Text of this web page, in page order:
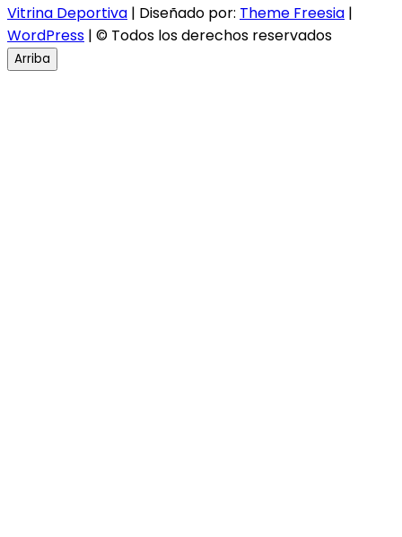
Vitrina Deportiva | Diseñado por: Theme Freesia |
WordPress | © Todos los derechos reservados
Arriba